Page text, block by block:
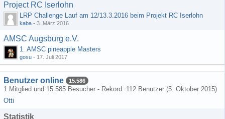
Project RC Iserlohn
LRP Challenge Lauf am 12/13.3.2016 beim Projekt RC Iserlohn
kaba - 3. März 2016
AMSC Augsburg e.V.
1. AMSC pineapple Masters
gosu - 17. Juli 2017
Benutzer online 15.586
1 Mitglied und 15.585 Besucher - Rekord: 112 Benutzer (5. Oktober 2015)
Otti
Statistik